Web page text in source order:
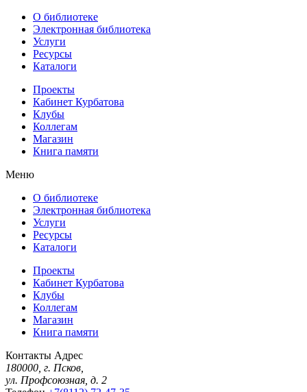
О библиотеке
Электронная библиотека
Услуги
Ресурсы
Каталоги
Проекты
Кабинет Курбатова
Клубы
Коллегам
Магазин
Книга памяти
Меню
О библиотеке
Электронная библиотека
Услуги
Ресурсы
Каталоги
Проекты
Кабинет Курбатова
Клубы
Коллегам
Магазин
Книга памяти
Контакты Адрес
180000, г. Псков,
ул. Профсоюзная, д. 2